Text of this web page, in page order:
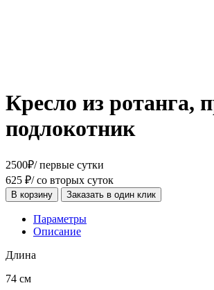
Кресло из ротанга,
подлокотник
2500₽/ первые сутки
625 ₽/ со вторых суток
В корзину Заказать в один клик
Параметры
Описание
Длина
74 см